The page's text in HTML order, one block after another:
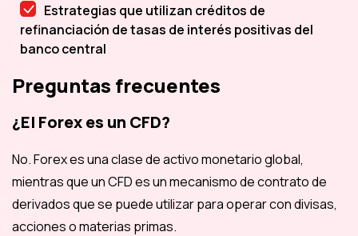
Estrategias que utilizan créditos de
refinanciación de tasas de interés positivas del
banco central
Preguntas frecuentes
¿El Forex es un CFD?
No. Forex es una clase de activo monetario global,
mientras que un CFD es un mecanismo de contrato de
derivados que se puede utilizar para operar con divisas,
acciones o materias primas.